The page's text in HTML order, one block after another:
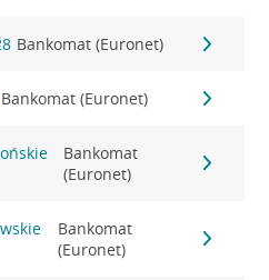
Bankomat (Euronet)
Bankomat (Euronet)
Bankomat
(Euronet)
Bankomat
(Euronet)